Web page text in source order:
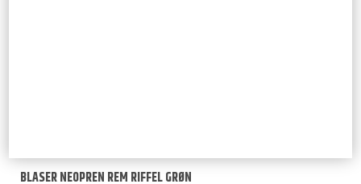
BLASER NEOPREN REM RIFFEL GRØN